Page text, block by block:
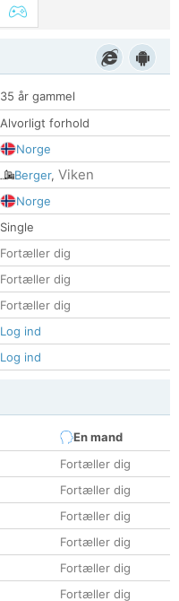
35 år gammel
Alvorligt forhold
Norge
Berger, Viken
Norge
Single
Fortæller dig
Fortæller dig
Fortæller dig
Log ind
Log ind
En mand
Fortæller dig
Fortæller dig
Fortæller dig
Fortæller dig
Fortæller dig
Fortæller dig